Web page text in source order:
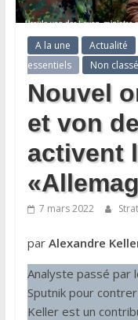
A la une Actualité
essentiels
Non classé
Nouvel
et von
activent
7 mars 2022
par Alexandre
Analyste passé par
Sputnik pour
Keller est un